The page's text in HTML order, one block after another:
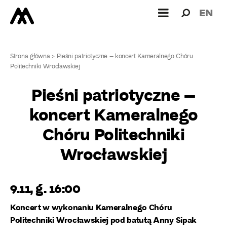
dla: EN
Strona główna> Pieśni patriotyczne – koncert Kameralnego Chóru
Politechniki Wrocławskiej
Pieśni patriotyczne –
koncert Kameralnego
Chóru Politechniki
Wrocławskiej
9.11, g. 16:00
Koncert w wykonaniu Kameralnego Chóru
Politechniki Wrocławskiej pod batutą Anny Sipak